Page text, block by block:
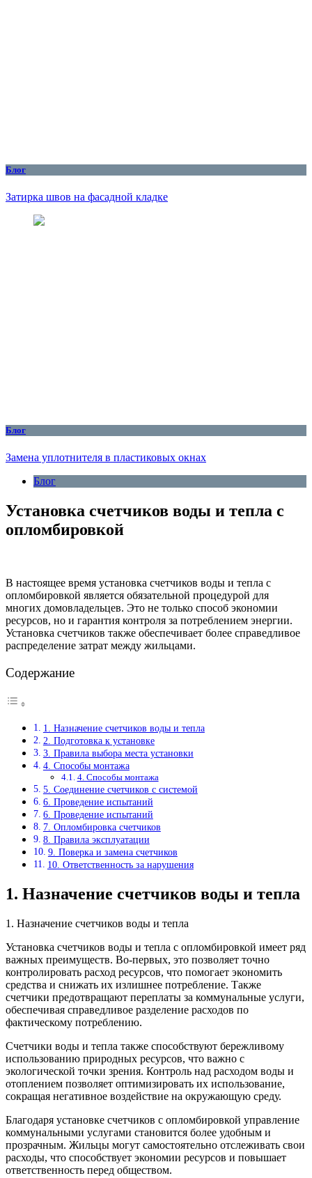
Блог
Затирка швов на фасадной кладке
Блог
Замена уплотнителя в пластиковых окнах
Блог
Установка счетчиков воды и тепла с
опломбировкой
В настоящее время установка счетчиков воды и тепла с
опломбировкой является обязательной процедурой для
многих домовладельцев. Это не только способ экономии
ресурсов, но и гарантия контроля за потреблением энергии.
Установка счетчиков также обеспечивает более справедливое
распределение затрат между жильцами.
Содержание
1. Назначение счетчиков воды и тепла
2. Подготовка к установке
3. Правила выбора места установки
4. Способы монтажа
4. Способы монтажа
5. Соединение счетчиков с системой
6. Проведение испытаний
6. Проведение испытаний
7. Опломбировка счетчиков
8. Правила эксплуатации
9. Поверка и замена счетчиков
10. Ответственность за нарушения
1. Назначение счетчиков воды и тепла
1. Назначение счетчиков воды и тепла
Установка счетчиков воды и тепла с опломбировкой имеет ряд
важных преимуществ. Во-первых, это позволяет точно
контролировать расход ресурсов, что помогает экономить
средства и снижать их излишнее потребление. Также
счетчики предотвращают переплаты за коммунальные услуги,
обеспечивая справедливое разделение расходов по
фактическому потреблению.
Счетчики воды и тепла также способствуют бережливому
использованию природных ресурсов, что важно с
экологической точки зрения. Контроль над расходом воды и
отоплением позволяет оптимизировать их использование,
сокращая негативное воздействие на окружающую среду.
Благодаря установке счетчиков с опломбировкой управление
коммунальными услугами становится более удобным и
прозрачным. Жильцы могут самостоятельно отслеживать свои
расходы, что способствует экономии ресурсов и повышает
ответственность перед обществом.